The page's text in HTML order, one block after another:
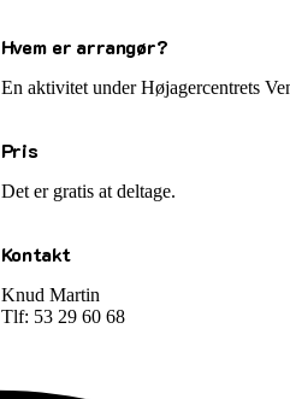
Hvem er arrangør?
En aktivitet under Højagercentrets
Pris
Det er gratis at deltage.
Kontakt
Knud Martin
Tlf: 53 29 60 68